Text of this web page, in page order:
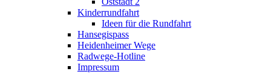
Kinderrundfahrt
Ideen für die Rundfahrt
Hansegispass
Heidenheimer Wege
Radwege-Hotline
Impressum